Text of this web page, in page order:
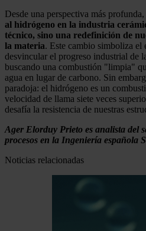
Desde una perspectiva más profunda,
al hidrógeno en la industria
técnico, sino una redefinición de
la materia. Este cambio simboliza el
desvincular el progreso industrial de
buscando una combustión "limpia"
agua en lugar de carbono. Sin
paradoja: el hidrógeno es un
velocidad de llama siete veces
desafía la resistencia de nuestras
Ager Elorduy Prieto es analista del
procesos en la Ingeniería española
Noticias relacionadas